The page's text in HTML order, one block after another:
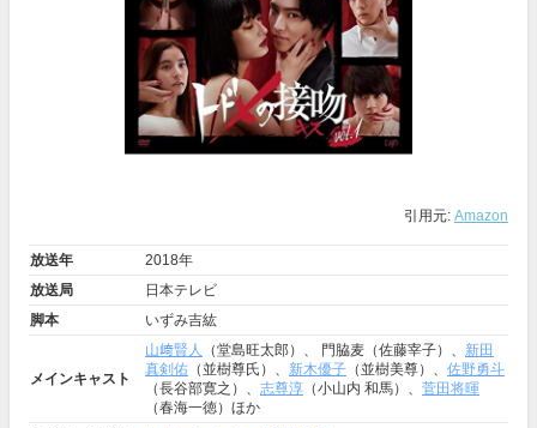
引用元: Amazon
放送年
2018年
放送局
日本テレビ
脚本
いずみ吉紘
メインキャスト
山﨑賢人 （堂島旺太郎）、 門脇麦（佐藤宰子）、 新田
真剣佑 （並樹尊氏）、 新木優子 （並樹美尊）、 佐野勇斗
（長谷部寛之）、 志尊淳 （小山内 和馬）、 菅田将暉
（春海一徳）ほか